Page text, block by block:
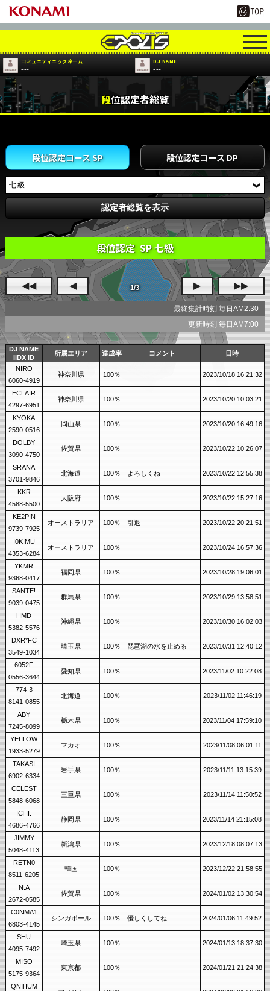
コミュニティニックネーム
---
DJ NAME
---
段位認定者総覧
段位認定コース SP 段位認定コース DP
段位認定 SP 七級
◀◀ ◀ 1/3 ▶▶
▶
最終集計時刻 毎日AM2:30
更新時刻 毎日AM7:00
DJ NAME
IIDX ID
所属エリア 達成率 コメント 日時
NIRO
6060-4919
神奈川県 100％ 2023/10/18 16:21:32
ECLAIR
4297-6951
神奈川県 100％ 2023/10/20 10:03:21
KYOKA
2590-0516
岡山県 100％ 2023/10/20 16:49:16
DOLBY
3090-4750
佐賀県 100％ 2023/10/22 10:26:07
SRANA
3701-9846
北海道 100％ よろしくね 2023/10/22 12:55:38
KKR
4588-5500
大阪府 100％ 2023/10/22 15:27:16
KE2PIN
9739-7925
オーストラリア 100％ 引退 2023/10/22 20:21:51
I0KIMU
4353-6284
オーストラリア 100％ 2023/10/24 16:57:36
YKMR
9368-0417
福岡県 100％ 2023/10/28 19:06:01
SANTE!
9039-0475
群馬県 100％ 2023/10/29 13:58:51
HMD
5382-5576
沖縄県 100％ 2023/10/30 16:02:03
DXR*FC
3549-1034
埼玉県 100％ 琵琶湖の水を止める 2023/10/31 12:40:12
6052F
0556-3644
愛知県 100％ 2023/11/02 10:22:08
774-3
8141-0855
北海道 100％ 2023/11/02 11:46:19
ABY
7245-8099
栃木県 100％ 2023/11/04 17:59:10
YELLOW
1933-5279
マカオ 100％ 2023/11/08 06:01:11
TAKASI
6902-6334
岩手県 100％ 2023/11/11 13:15:39
CELEST
5848-6068
三重県 100％ 2023/11/14 11:50:52
ICHI.
4686-4766
静岡県 100％ 2023/11/14 21:15:08
JIMMY
5048-4113
新潟県 100％ 2023/12/18 08:07:13
RETN0
8511-6205
韓国 100％ 2023/12/22 21:58:55
N.A
2672-0585
佐賀県 100％ 2024/01/02 13:30:54
C0NMA1
6803-4145
シンガポール 100％ 優しくしてね 2024/01/06 11:49:52
SHU
4095-7492
埼玉県 100％ 2024/01/13 18:37:30
MISO
5175-9364
東京都 100％ 2024/01/21 21:24:38
QNTIUM